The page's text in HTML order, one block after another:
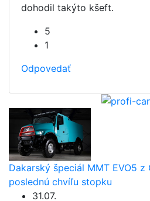
dohodil takýto kšeft.
5
1
Odpovedať
Dakarský špeciál MMT EVO5 z
poslednú chvíľu stopku
31.07.